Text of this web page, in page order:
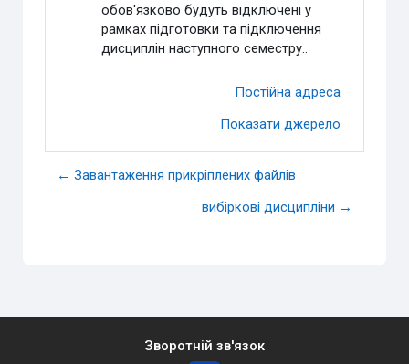
обов'язково будуть відключені у
рамках підготовки та підключення
дисциплін наступного семестру..
Постійна адреса
Показати джерело
← Завантаження прикріплених файлів
вибіркові дисципліни →
Зворотній зв'язок